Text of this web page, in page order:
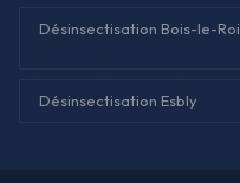
Désinsectisation Bois-le-Roi
Désinsectisation Esbly